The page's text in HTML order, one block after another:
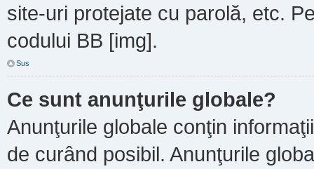
site-uri protejate cu parolă, etc.
codului BB [img].
Sus
Ce sunt anunţurile globale?
Anunţurile globale conţin
de curând posibil. Anunţurile